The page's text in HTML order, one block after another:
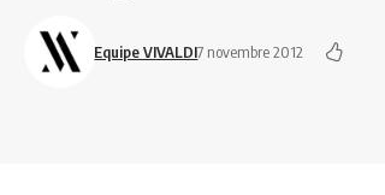
Equipe VIVALDI7 novembre 2012